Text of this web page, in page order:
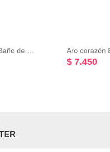
Aro corazón
$ 7.450